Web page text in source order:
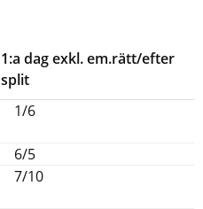
1:a dag exkl. em.rätt/efter
split
1/6
6/5
7/10